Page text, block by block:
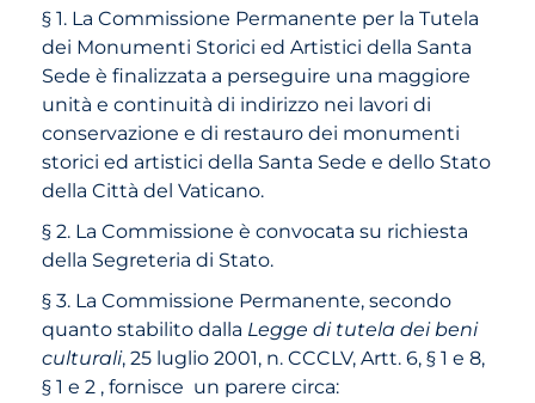
§ 1. La Commissione Permanente per la Tutela
dei Monumenti Storici ed Artistici della Santa
Sede è finalizzata a perseguire una maggiore
unità e continuità di indirizzo nei lavori di
conservazione e di restauro dei monumenti
storici ed artistici della Santa Sede e dello Stato
della Città del Vaticano.
§ 2. La Commissione è convocata su richiesta
della Segreteria di Stato.
§ 3. La Commissione Permanente, secondo
quanto stabilito dalla Legge di tutela dei beni
culturali, 25 luglio 2001, n. CCCLV, Artt. 6, § 1 e 8,
§ 1 e 2 , fornisce un parere circa: